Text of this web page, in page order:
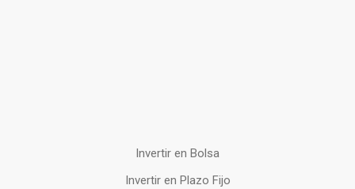
Invertir en Bolsa
Invertir en Plazo Fijo